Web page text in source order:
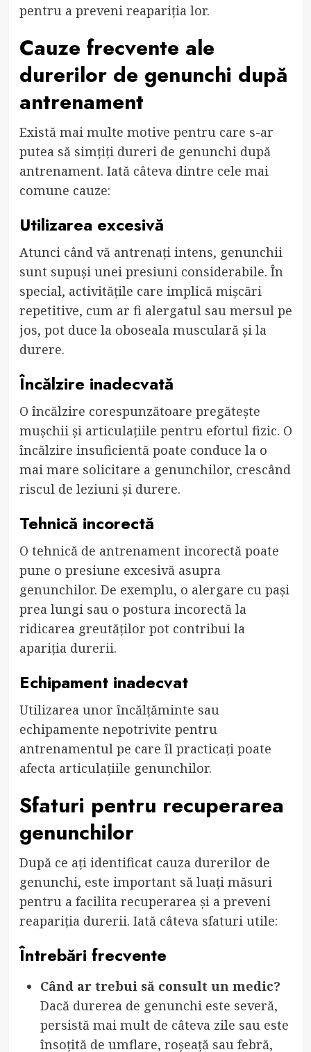
pentru a preveni reapariția lor.
Cauze frecvente ale
durerilor de genunchi după
antrenament
Există mai multe motive pentru care s-ar
putea să simțiți dureri de genunchi după
antrenament. Iată câteva dintre cele mai
comune cauze:
Utilizarea excesivă
Atunci când vă antrenați intens, genunchii
sunt supuși unei presiuni considerabile. În
special, activitățile care implică mișcări
repetitive, cum ar fi alergatul sau mersul pe
jos, pot duce la oboseala musculară și la
durere.
Încălzire inadecvată
O încălzire corespunzătoare pregătește
mușchii și articulațiile pentru efortul fizic. O
încălzire insuficientă poate conduce la o
mai mare solicitare a genunchilor, crescând
riscul de leziuni și durere.
Tehnică incorectă
O tehnică de antrenament incorectă poate
pune o presiune excesivă asupra
genunchilor. De exemplu, o alergare cu pași
prea lungi sau o postura incorectă la
ridicarea greutăților pot contribui la
apariția durerii.
Echipament inadecvat
Utilizarea unor încălțăminte sau
echipamente nepotrivite pentru
antrenamentul pe care îl practicați poate
afecta articulațiile genunchilor.
Sfaturi pentru recuperarea
genunchilor
După ce ați identificat cauza durerilor de
genunchi, este important să luați măsuri
pentru a facilita recuperarea și a preveni
reapariția durerii. Iată câteva sfaturi utile:
Întrebări frecvente
Când ar trebui să consult un medic?
Dacă durerea de genunchi este severă,
persistă mai mult de câteva zile sau este
însoțită de umflare, roșeață sau febră,